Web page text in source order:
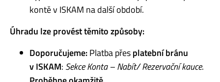
kontě v ISKAM na další období.
Úhradu lze provést těmito způsoby:
Doporučujeme:Platba přesplatební bránu
v ISKAM: Sekce Konta – Nabít/ Rezervační kauce.